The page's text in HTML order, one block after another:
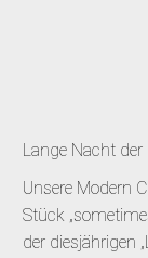
Lange Nacht
Unsere Modern
Stück
der diesjährigen